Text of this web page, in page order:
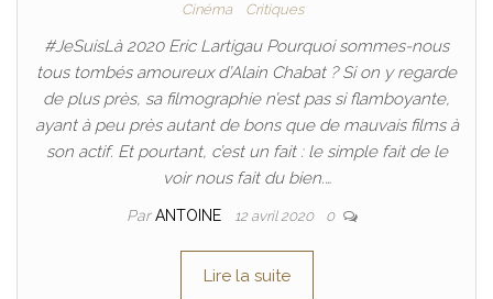
Cinéma Critiques
#JeSuisLà 2020 Eric Lartigau Pourquoi sommes-nous
tous tombés amoureux d’Alain Chabat ? Si on y regarde
de plus près, sa filmographie n’est pas si flamboyante,
ayant à peu près autant de bons que de mauvais films à
son actif. Et pourtant, c’est un fait : le simple fait de le
voir nous fait du bien.…
ParANTOINE 12 avril 2020 0
Lire la suite